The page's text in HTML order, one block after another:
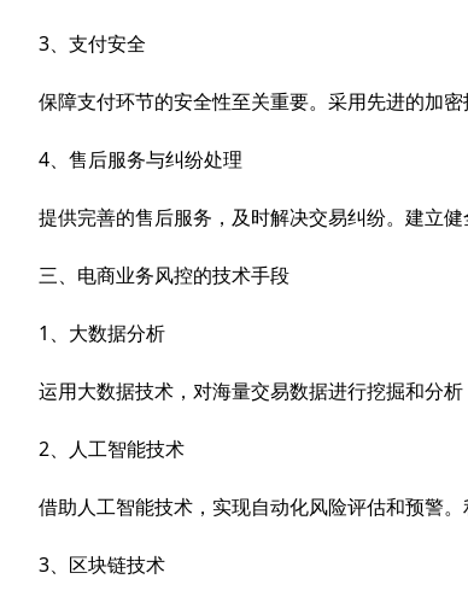
3、支付安全
保障支付环节的安全性至关重要。采用先进的加
4、售后服务与纠纷处理
提供完善的售后服务，及时解决交易纠纷。建立
三、电商业务风控的技术手段
1、大数据分析
运用大数据技术，对海量交易数据进行挖掘和分
2、人工智能技术
借助人工智能技术，实现自动化风险评估和预警
3、区块链技术